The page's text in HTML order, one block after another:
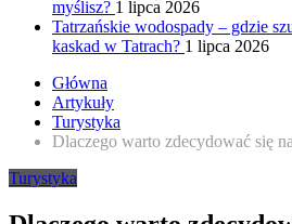
myślisz? 1 lipca 2026
Tatrzańskie wodospady – gdzie
kaskad w Tatrach? 1 lipca 2026
Główna
Artykuły
Turystyka
Dlaczego warto zdecydować się
Turystyka